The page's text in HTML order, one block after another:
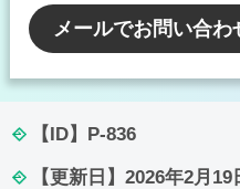
メールでお問い合わ
【ID】 P-836
【更新日】 2026年2月19